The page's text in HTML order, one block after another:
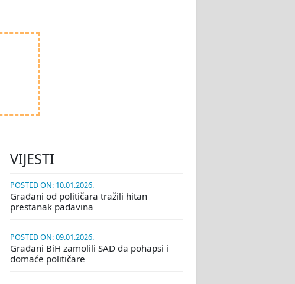
VIJESTI
POSTED ON: 10.01.2026.
Građani od političara tražili hitan
prestanak padavina
POSTED ON: 09.01.2026.
Građani BiH zamolili SAD da pohapsi i
domaće političare